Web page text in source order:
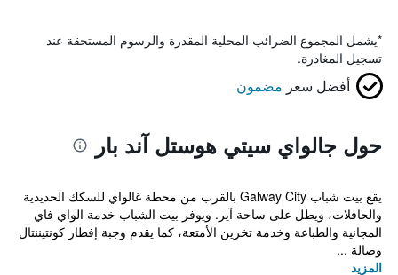
*يشمل المجموع الضرائب المحلية المقدرة والرسوم المستحقة عند
تسجيل المغادرة.
أفضل سعر مضمون
حول جالواي سيتي هوستل آند بار
يقع بيت شباب Galway City بالقرب من محطة غالواي للسكك الحديدية
والحافلات، ويطل على ساحة آير. ويوفر بيت الشباب خدمة الواي فاي
المجانية والطباعة وخدمة تخزين الأمتعة، كما يقدم وجبة إفطار كونتيننتال
وصالة ...
المزيد